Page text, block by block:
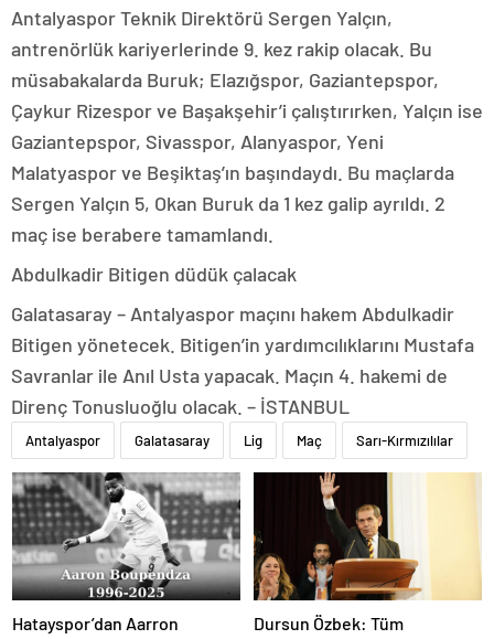
Antalyaspor Teknik Direktörü Sergen Yalçın,
antrenörlük kariyerlerinde 9. kez rakip olacak. Bu
müsabakalarda Buruk; Elazığspor, Gaziantepspor,
Çaykur Rizespor ve Başakşehir’i çalıştırırken, Yalçın ise
Gaziantepspor, Sivasspor, Alanyaspor, Yeni
Malatyaspor ve Beşiktaş’ın başındaydı. Bu maçlarda
Sergen Yalçın 5, Okan Buruk da 1 kez galip ayrıldı. 2
maç ise berabere tamamlandı.
Abdulkadir Bitigen düdük çalacak
Galatasaray – Antalyaspor maçını hakem Abdulkadir
Bitigen yönetecek. Bitigen’in yardımcılıklarını Mustafa
Savranlar ile Anıl Usta yapacak. Maçın 4. hakemi de
Direnç Tonusluoğlu olacak. – İSTANBUL
Antalyaspor Galatasaray Lig Maç Sarı-Kırmızılılar
Hatayspor’dan Aarron
Dursun Özbek: Tüm